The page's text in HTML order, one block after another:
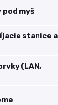
pod myš
stanice a
(LAN,